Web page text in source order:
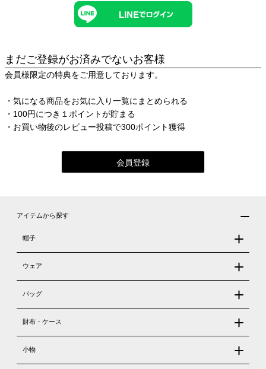
まだご登録がお済みでないお客様
会員様限定の特典をご用意しております。
・気になる商品をお気に入り一覧にまとめられる
・100円につき１ポイントが貯まる
・お買い物後のレビュー投稿で300ポイント獲得
会員登録
アイテムから探す
帽子
ウェア
バッグ
財布・ケース
小物